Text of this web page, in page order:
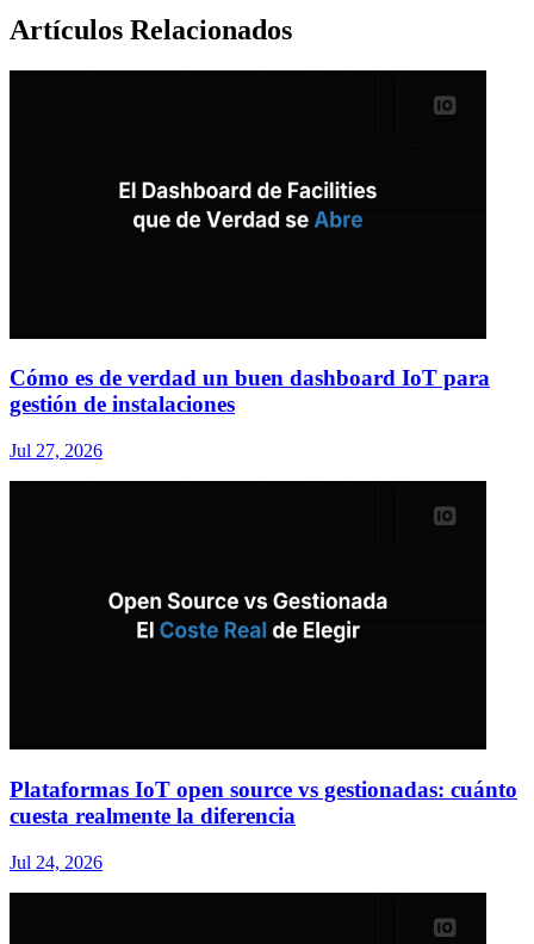
Artículos Relacionados
Cómo es de verdad un buen dashboard IoT para
gestión de instalaciones
Jul 27, 2026
Plataformas IoT open source vs gestionadas: cuánto
cuesta realmente la diferencia
Jul 24, 2026